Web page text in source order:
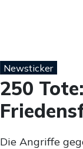
Newsticker
250
Die Angriffe